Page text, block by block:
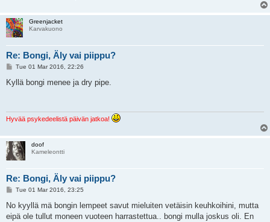
Greenjacket
Karvakuono
Re: Bongi, Äly vai piippu?
P
s
t
Tue 01 Mar 2016, 22:26
Kyllä bongi menee ja dry pipe.
Hyvää psykedeelistä päivän jatkoa!
doof
Kameleontti
Re: Bongi, Äly vai piippu?
P
s
Tue 01 Mar 2016, 23:25
No kyyllä mä bongin lempeet savut mieluiten vetäisin keuhkoihini, mutta
eipä ole tullut moneen vuoteen harrastettua.. bongi mulla joskus oli. En